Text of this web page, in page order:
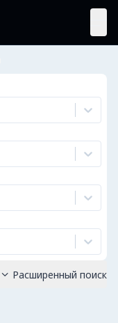
 Расширенный поиск